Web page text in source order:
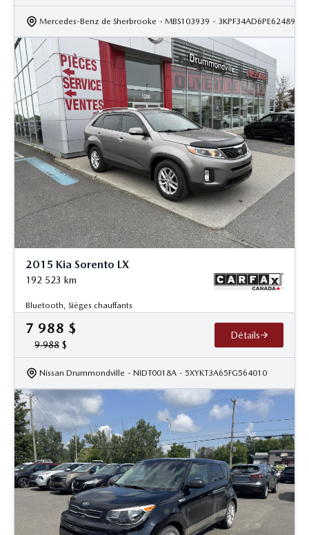
Mercedes-Benz de Sherbrooke - MBS103939 - 3KPF34AD6PE624896
2015 Kia Sorento LX
192 523 km
Bluetooth, Sièges chauffants
7 988 $
9 988 $
Détails
Nissan Drummondville - NIDT0018A - 5XYKT3A65FG564010